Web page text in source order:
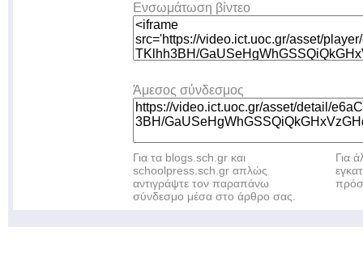
Ενσωμάτωση βίντεο
Άμεσος σύνδεσμος
Για τα blogs.sch.gr και
schoolpress.sch.gr απλώς
αντιγράψτε τον παραπάνω
σύνδεσμο μέσα στο άρθρο σας.
Για